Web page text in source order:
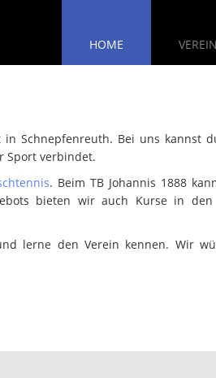
HOME VEREIN
IN
Schnepfenreuth. Bei uns kannst
Sport verbindet.
. Beim TB Johannis 1888
bieten wir auch Kurse in den
lerne den Verein kennen. Wir